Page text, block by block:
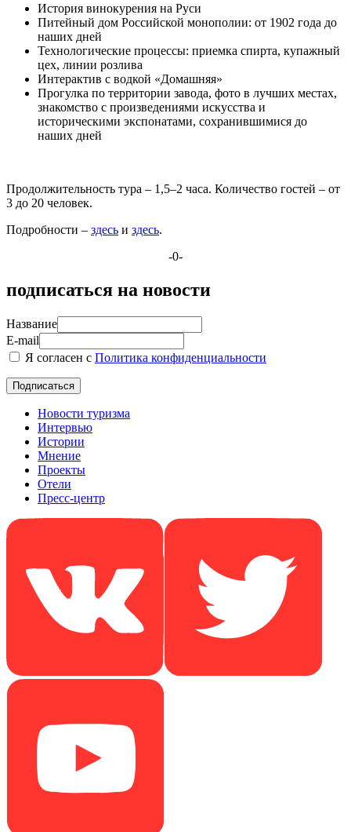
История винокурения на Руси
Питейный дом Российской монополии: от 1902 года до
наших дней
Технологические процессы: приемка спирта, купажный
цех, линии розлива
Интерактив с водкой «Домашняя»
Прогулка по территории завода, фото в лучших местах,
знакомство с произведениями искусства и
историческими экспонатами, сохранившимися до
наших дней
Продолжительность тура – 1,5–2 часа. Количество гостей – от
3 до 20 человек.
Подробности – здесь и здесь.
-0-
подписаться на новости
Название
E-mail
Я согласен с Политика конфиденциальности
Новости туризма
Интервью
Истории
Мнение
Проекты
Отели
Пресс-центр